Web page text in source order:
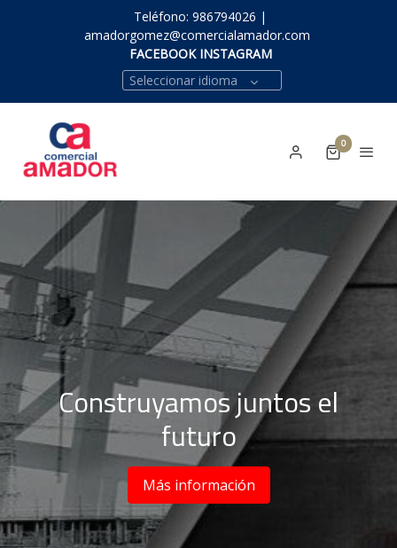
Teléfono: 986794026 |
amadorgomez@comercialamador.com
FACEBOOK INSTAGRAM
Seleccionar idioma
0
Construyamos juntos el
futuro
Más información